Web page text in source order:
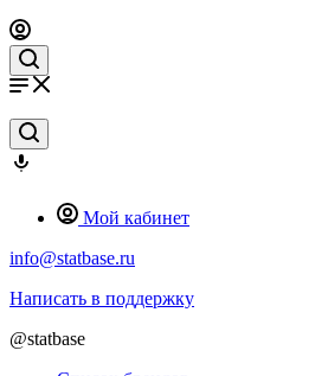
Мой кабинет
info@statbase.ru
Написать в поддержку
@statbase